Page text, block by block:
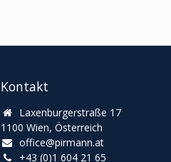
Kontakt
Laxenburgerstraße 17
1100 Wien, Österreich
office@pirmann.at
+43 (0)1 604 21 65